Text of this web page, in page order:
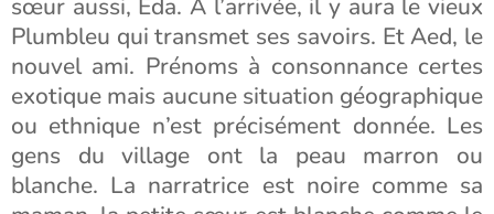
sœur aussi, Eda. A l’arrivée, il y aura le vieux
Plumbleu qui transmet ses savoirs. Et Aed, le
nouvel ami. Prénoms à consonnance certes
exotique mais aucune situation géographique
ou ethnique n’est précisément donnée. Les
gens du village ont la peau marron ou
blanche. La narratrice est noire comme sa